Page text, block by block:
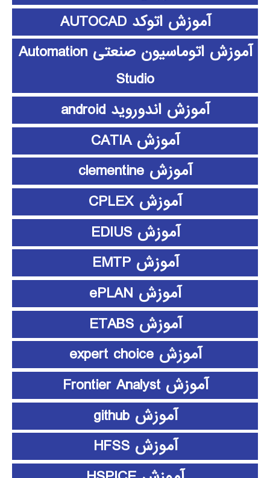
آموزش اتوکد AUTOCAD
آموزش اتوماسیون صنعتی Automation
Studio
آموزش اندوروید android
آموزش CATIA
آموزش clementine
آموزش CPLEX
آموزش EDIUS
آموزش EMTP
آموزش ePLAN
آموزش ETABS
آموزش expert choice
آموزش Frontier Analyst
آموزش github
آموزش HFSS